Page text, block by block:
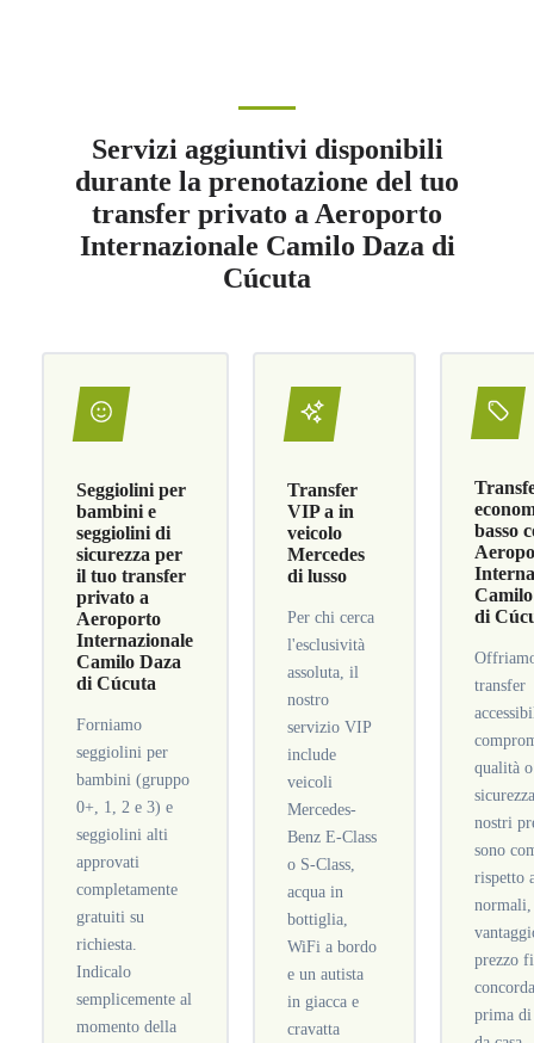
Servizi aggiuntivi disponibili
durante la prenotazione del tuo
transfer privato a Aeroporto
Internazionale Camilo Daza di
Cúcuta
Seggiolini per
bambini e
seggiolini di
sicurezza per
il tuo transfer
privato a
Aeroporto
Internazionale
Camilo Daza
di Cúcuta
Forniamo
seggiolini per
bambini (gruppo
0+, 1, 2 e 3) e
seggiolini alti
approvati
completamente
gratuiti su
richiesta.
Indicalo
semplicemente al
momento della
Transfer
VIP a in
veicolo
Mercedes
di lusso
Per chi cerca
l'esclusività
assoluta, il
nostro
servizio VIP
include
veicoli
Mercedes-
Benz E-Class
o S-Class,
acqua in
bottiglia,
WiFi a bordo
e un autista
in giacca e
cravatta
basso
di
transfer
qualità o
nostri
sono
rispetto
prezzo
prima